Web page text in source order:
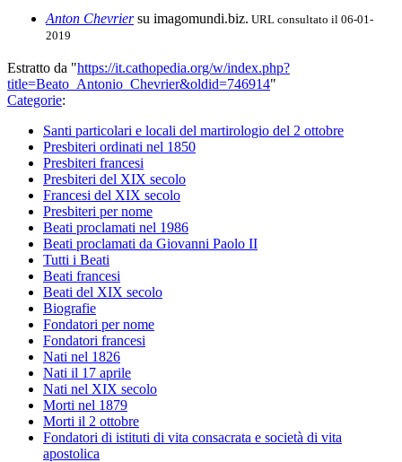
Anton Chevrier su imagomundi.biz. URL consultato il 06-01-
2019
Estratto da "https://it.cathopedia.org/w/index.php?
title=Beato_Antonio_Chevrier&oldid=746914"
Categorie:
Santi particolari e locali del martirologio del 2 ottobre
Presbiteri ordinati nel 1850
Presbiteri francesi
Presbiteri del XIX secolo
Francesi del XIX secolo
Presbiteri per nome
Beati proclamati nel 1986
Beati proclamati da Giovanni Paolo II
Tutti i Beati
Beati francesi
Beati del XIX secolo
Biografie
Fondatori per nome
Fondatori francesi
Nati nel 1826
Nati il 17 aprile
Nati nel XIX secolo
Morti nel 1879
Morti il 2 ottobre
Fondatori di istituti di vita consacrata e società di vita
apostolica